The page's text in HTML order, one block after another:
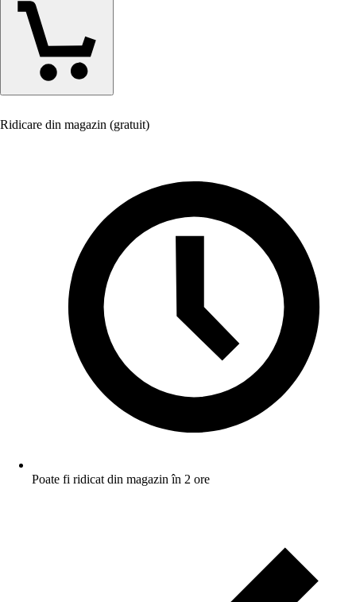
Ridicare din magazin (gratuit)
Poate fi ridicat din magazin în 2 ore